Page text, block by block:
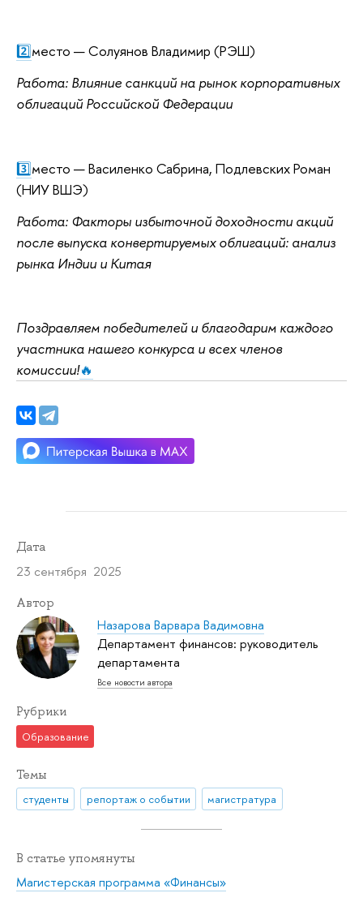
2️⃣место — Солуянов Владимир (РЭШ)
Работа: Влияние санкций на рынок корпоративных
облигаций Российской Федерации
3️⃣место — Василенко Сабрина, Подлевских Роман
(НИУ ВШЭ)
Работа: Факторы избыточной доходности акций
после выпуска конвертируемых облигаций: анализ
рынка Индии и Китая
Поздравляем победителей и благодарим каждого
участника нашего конкурса и всех членов
комиссии!🔥
Дата
23 сентября 2025
Автор
Назарова Варвара Вадимовна
Департамент финансов: руководитель
департамента
Все новости автора
Рубрики
Образование
Темы
студенты репортаж о событии магистратура
В статье упомянуты
Магистерская программа «Финансы»